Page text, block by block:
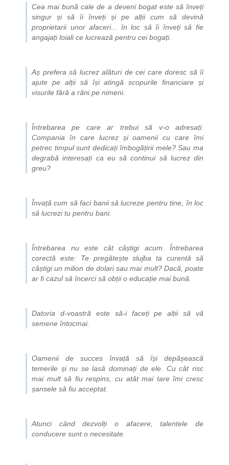
Cea mai bună cale de a deveni bogat este să înveți
singur și să îi înveți și pe alții cum să devină
proprietarii unor afaceri... în loc să îi înveți să fie
angajați loiali ce lucrează pentru cei bogați.
Aș prefera să lucrez alături de cei care doresc să îi
ajute pe alții să își atingă scopurile financiare și
visurile fără a răni pe nimeni.
Întrebarea pe care ar trebui să v-o adresați:
Compania în care lucrez și oamenii cu care îmi
petrec timpul sunt dedicați îmbogățirii mele? Sau ma
degrabă interesați ca eu să continui să lucrez din
greu?
Învață cum să faci banii să lucreze pentru tine, în loc
să lucrezi tu pentru bani.
Întrebarea nu este cât câștigi acum. Întrebarea
corectă este: Te pregătește slujba ta curentă să
câștigi un milion de dolari sau mai mult? Dacă, poate
ar fi cazul să încerci să obții o educație mai bună.
Datoria d-voastră este să-i faceți pe alții să vă
semene întocmai.
Oamenii de succes învață să își depășească
temerile și nu se lasă dominați de ele. Cu cât risc
mai mult să fiu respins, cu atât mai tare îmi cresc
șansele să fiu acceptat.
Atunci când dezvolți o afacere, talentele de
conducere sunt o necesitate.